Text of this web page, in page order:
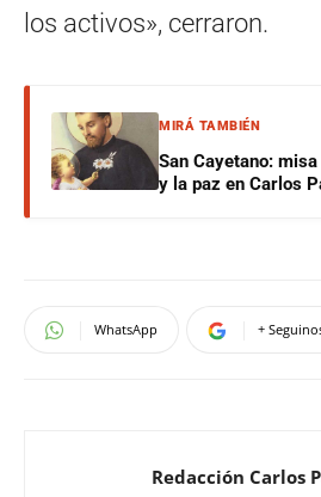
los activos», cerraron.
MIRÁ TAMBIÉN
San Cayetano:
y la paz en Carlos
WhatsApp +
Redacción Carlos